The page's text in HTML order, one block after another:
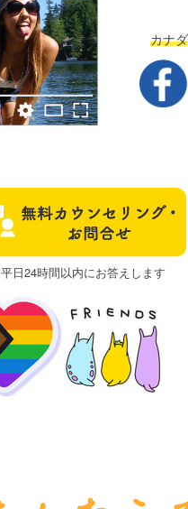
カナ
平日24時間以内にお答えします